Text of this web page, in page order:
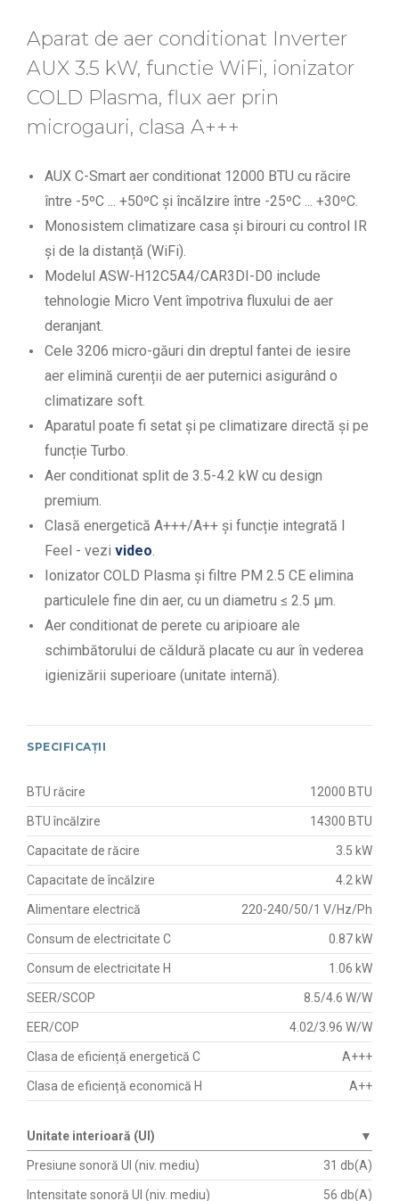
Aparat de aer conditionat Inverter
AUX 3.5 kW, functie WiFi, ionizator
COLD Plasma, flux aer prin
microgauri, clasa A+++
AUX C-Smart aer conditionat 12000 BTU cu răcire
între -5ºC ... +50ºC și încălzire între -25ºC ... +30ºC.
Monosistem climatizare casa și birouri cu control IR
și de la distanță (WiFi).
Modelul ASW-H12C5A4/CAR3DI-D0 include
tehnologie Micro Vent împotriva fluxului de aer
deranjant.
Cele 3206 micro-găuri din dreptul fantei de iesire
aer elimină curenții de aer puternici asigurând o
climatizare soft.
Aparatul poate fi setat și pe climatizare directă și pe
funcție Turbo.
Aer conditionat split de 3.5-4.2 kW cu design
premium.
Clasă energetică A+++/A++ și funcție integrată I
Feel - vezi video
Ionizator COLD Plasma și filtre PM 2.5 CE elimina
particulele fine din aer, cu un diametru ≤ 2.5 µm.
Aer conditionat de perete cu aripioare ale
schimbătorului de căldură placate cu aur în vederea
igienizării superioare (unitate internă).
SPECIFICAȚII
BTU răcire 12000 BTU
BTU încălzire 14300 BTU
Capacitate de răcire 3.5 kW
Capacitate de încălzire 4.2 kW
Alimentare electrică 220-240/50/1 V/Hz/Ph
Consum de electricitate C 0.87 kW
Consum de electricitate H 1.06 kW
SEER/SCOP 8.5/4.6 W/W
EER/COP 4.02/3.96 W/W
Clasa de eficiență energetică C A+++
Clasa de eficiență economică H A++
Unitate interioară (UI) ▼
Presiune sonoră UI (niv. mediu) 31 db(A)
Intensitate sonoră UI (niv. mediu) 56 db(A)